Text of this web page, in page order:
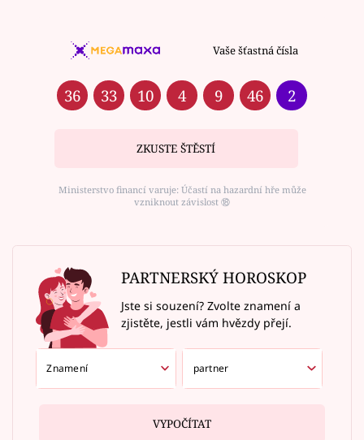
Vaše šťastná čísla
36 33 10 4 9 46 2
ZKUSTE ŠTĚSTÍ
Ministerstvo financí varuje: Účastí na hazardní hře může
vzniknout závislost ⑱
PARTNERSKÝ HOROSKOP
Jste si souzení? Zvolte znamení a
zjistěte, jestli vám hvězdy přejí.
VYPOČÍTAT